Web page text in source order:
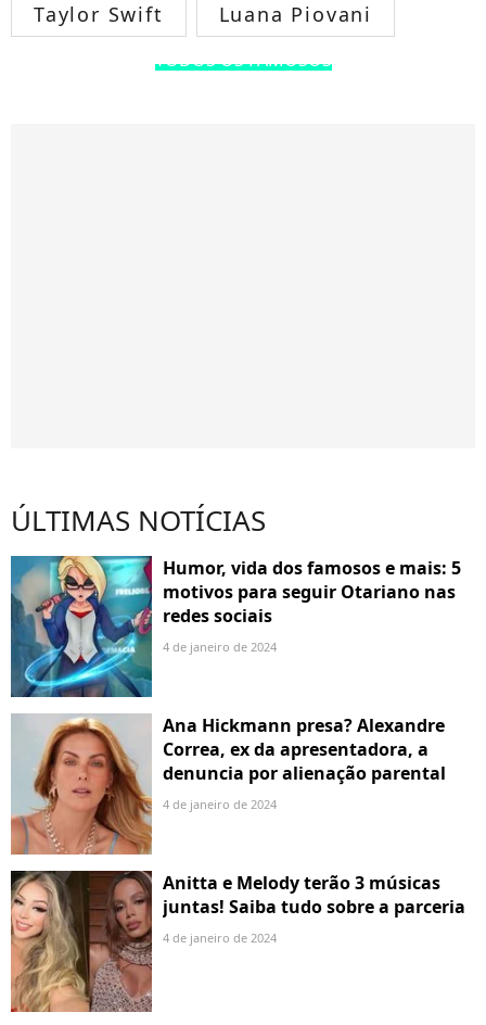
Taylor Swift Luana Piovani
TODOS OS FAMOSOS
ÚLTIMAS NOTÍCIAS
Humor, vida dos famosos e mais: 5
motivos para seguir Otariano nas
redes sociais
4 de janeiro de 2024
Ana Hickmann presa? Alexandre
Correa, ex da apresentadora, a
denuncia por alienação parental
4 de janeiro de 2024
Anitta e Melody terão 3 músicas
juntas! Saiba tudo sobre a parceria
4 de janeiro de 2024